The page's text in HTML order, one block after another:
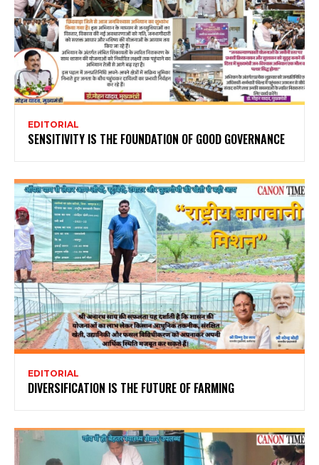
EDITORIAL
SENSITIVITY IS THE FOUNDATION OF GOOD GOVERNANCE
EDITORIAL
DIVERSIFICATION IS THE FUTURE OF FARMING